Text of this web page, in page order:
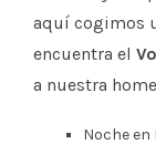
aquí cogimos
encuentra el
a nuestra
Noche en